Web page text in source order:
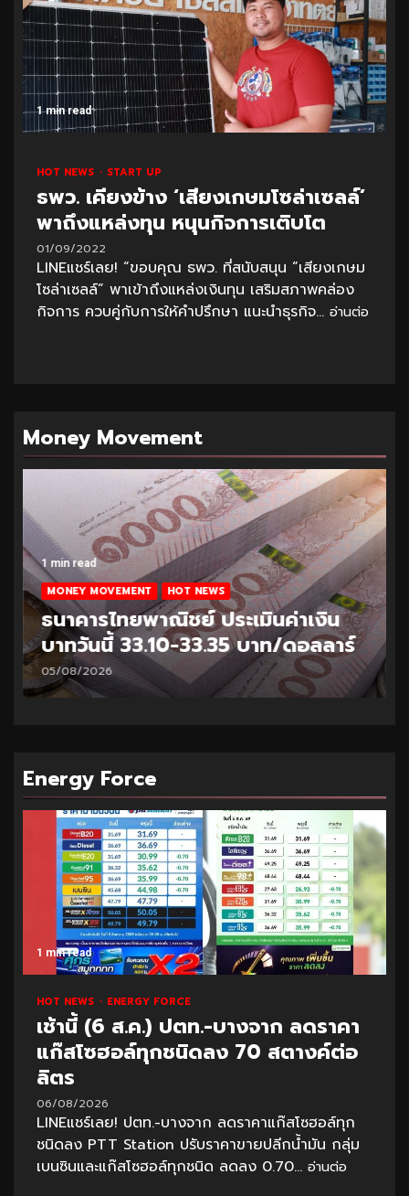
1 min read
HOT NEWS START UP
ธพว. เคียงข้าง ‘เสียงเกษมโซล่าเซลล์’
พาถึงแหล่งทุน หนุนกิจการเติบโต
01/09/2022
LINEแชร์เลย! “ขอบคุณ ธพว. ที่สนับสนุน “เสียงเกษม
โซล่าเซลล์” พาเข้าถึงแหล่งเงินทุน เสริมสภาพคล่อง
กิจการ ควบคู่กับการให้คำปรึกษา แนะนำธุรกิจ... อ่านต่อ
Money Movement
1 min read
MONEY MOVEMENT HOT NEWS
ธนาคารไทยพาณิชย์ ประเมินค่าเงิน
บาทวันนี้ 33.10-33.35 บาท/ดอลลาร์
05/08/2026
Energy Force
1 min read
HOT NEWS ENERGY FORCE
เช้านี้ (6 ส.ค.) ปตท.-บางจาก ลดราคา
แก๊สโซฮอล์ทุกชนิดลง 70 สตางค์ต่อ
ลิตร
06/08/2026
LINEแชร์เลย! ปตท.-บางจาก ลดราคาแก๊สโซฮอล์ทุก
ชนิดลง PTT Station ปรับราคาขายปลีกน้ำมัน กลุ่ม
เบนซินและแก๊สโซฮอล์ทุกชนิด ลดลง 0.70... อ่านต่อ